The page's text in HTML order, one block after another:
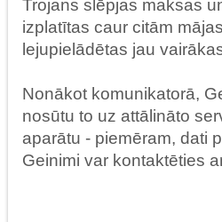
Trojans slēpjas maksas
izplatītas caur citām
lejupielādētas jau
Nonākot komunikatorā,
nosūtu to uz attālināto
aparātu - piemēram, dati
Geinimi var kontaktēties